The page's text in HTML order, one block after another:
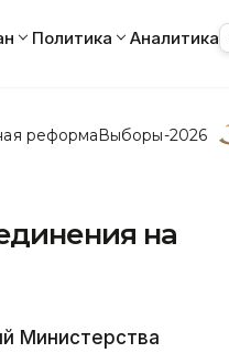
Политика Аналитика
реформаВыборы-2026
на
Министерства